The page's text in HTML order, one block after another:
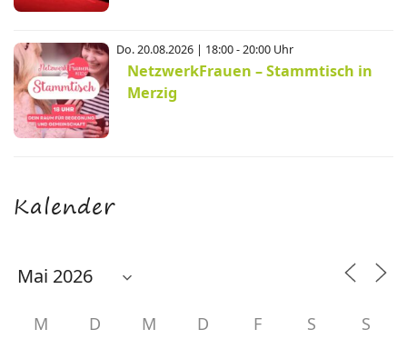
Do. 20.08.2026 | 18:00 - 20:00 Uhr
NetzwerkFrauen – Stammtisch in
Merzig
Kalender
M D M D F S S